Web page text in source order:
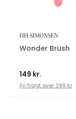
HH SIMONSEN
Wonder Brush
149 kr.
Fri fragt over 399 kr